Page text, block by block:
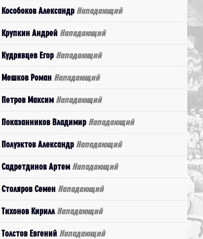
Кособоков Александр Нападающий
Крупкин Андрей Нападающий
Кудрявцев Егор Нападающий
Мешков Роман Нападающий
Петров Максим Нападающий
Показанников Владимир Нападающий
Полуэктов Александр Нападающий
Садретдинов Артем Нападающий
Столяров Семен Нападающий
Тихонов Кирилл Нападающий
Толстов Евгений Нападающий